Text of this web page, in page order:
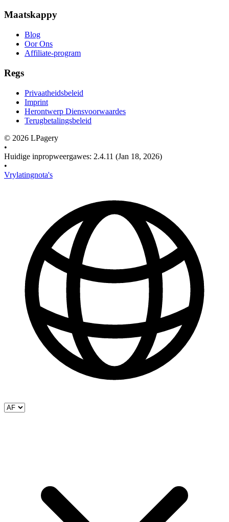
Maatskappy
Blog
Oor Ons
Affiliate-program
Regs
Privaatheidsbeleid
Imprint
Herontwerp Diensvoorwaardes
Terugbetalingsbeleid
© 2026 LPagery
•
Huidige inpropweergawes: 2.4.11 (Jan 18, 2026)
•
Vrylatingnota's